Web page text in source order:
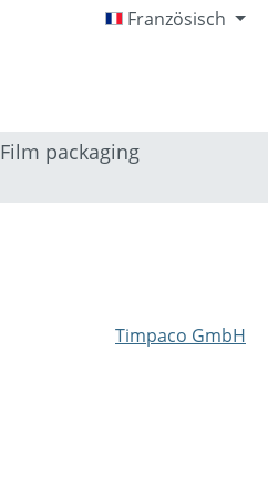
Französisch
Film packaging
Timpaco GmbH